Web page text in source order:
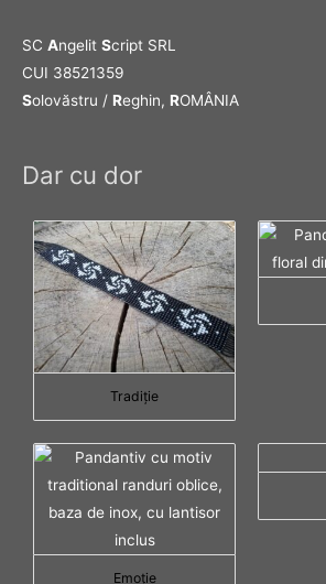
SC Angelit Script SRL
CUI 38521359
Solovăstru / Reghin, ROMÂNIA
Dar cu dor
Tradiţie
Emoţie